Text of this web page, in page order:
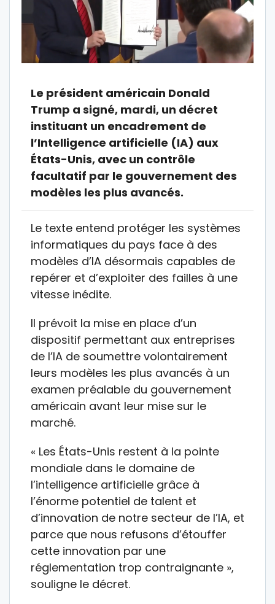
Le président américain Donald
Trump a signé, mardi, un décret
instituant un encadrement de
l’Intelligence artificielle (IA) aux
États-Unis, avec un contrôle
facultatif par le gouvernement des
modèles les plus avancés.
Le texte entend protéger les systèmes
informatiques du pays face à des
modèles d’IA désormais capables de
repérer et d’exploiter des failles à une
vitesse inédite.
Il prévoit la mise en place d’un
dispositif permettant aux entreprises
de l’IA de soumettre volontairement
leurs modèles les plus avancés à un
examen préalable du gouvernement
américain avant leur mise sur le
marché.
« Les États-Unis restent à la pointe
mondiale dans le domaine de
l’intelligence artificielle grâce à
l’énorme potentiel de talent et
d’innovation de notre secteur de l’IA, et
parce que nous refusons d’étouffer
cette innovation par une
réglementation trop contraignante »,
souligne le décret.